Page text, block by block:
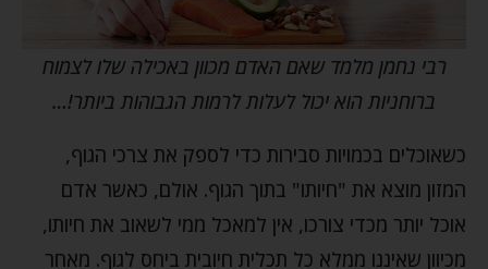
רבי נחמן מלמד שאם האדם מכוון באכילה שלו לצמוח
ברוחניות הוא יכול לעלות לרמות הגבוהות ביותר!…
כשאוכלים בכמויות סבירות כדי לספק את צרכי הגוף,
המזון מוצא את "חיותו" בתוך הגוף. אולם, כאשר אדם
אוכל יותר מכדי צורכו, אין למאכל ממי לשאוב את חיותו,
מכיוון שאיננו ממלא כל תכלית חיובית ביחס לגוף. מאחר